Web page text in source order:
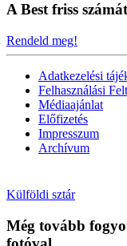
A Best friss
Rendeld meg!
Adatkezelési
Felhasználási
Médiaajánlat
Előfizetés
Impresszum
Archívum
Külföldi sztár
Még tovább